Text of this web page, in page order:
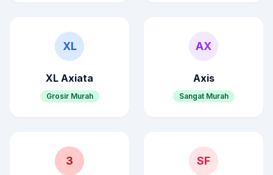
XL
XL Axiata
Grosir Murah
AX
Axis
Sangat Murah
3 SF